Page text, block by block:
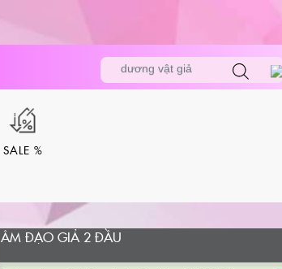
Tìm
kiếm
sản
phẩm
dương vật giả
SALE %
ÂM ĐẠO GIẢ 2 ĐẦU